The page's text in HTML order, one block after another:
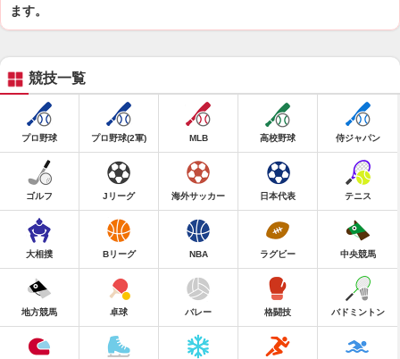
ます。
競技一覧
プロ野球 プロ野球(2軍) MLB 高校野球 侍ジャパン
ゴルフ Jリーグ 海外サッカー 日本代表 テニス
大相撲 Bリーグ NBA ラグビー 中央競馬
地方競馬 卓球 バレー 格闘技 バドミントン